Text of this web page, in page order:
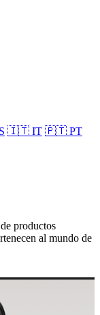
🇮🇹 IT 🇵🇹 PT
productos
al mundo de